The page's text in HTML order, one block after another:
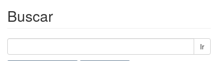
Buscar
Ir